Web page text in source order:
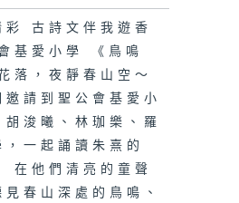
彩 古詩文伴我遊香
基愛小學 《鳥鳴
落，夜靜春山空～
邀請到聖公會基愛小
胡浚曦、林珈樂、羅
一起誦讀朱熹的
在他們清亮的童聲
春山深處的鳥鳴、